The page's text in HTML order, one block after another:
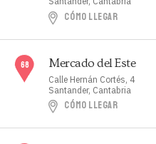
CÓMO LLEGAR
Mercado del Este
Calle Hernán Cortés, 4
Santander, Cantabria
CÓMO LLEGAR